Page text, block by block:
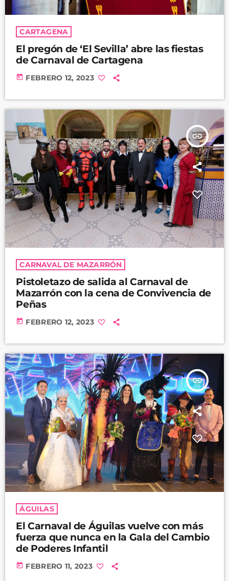
CARTAGENA
El pregón de ‘El Sevilla’ abre las fiestas
de Carnaval de Cartagena
today FEBRERO 12, 2023
insert_link
CARNAVAL DE MAZARRÓN
Pistoletazo de salida al Carnaval de
Mazarrón con la cena de Convivencia de
Peñas
today FEBRERO 12, 2023
insert_link
ÁGUILAS
El Carnaval de Águilas vuelve con más
fuerza que nunca en la Gala del Cambio
de Poderes Infantil
today FEBRERO 11, 2023